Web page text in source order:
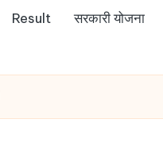
Result सरकारी योजना